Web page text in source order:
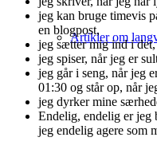
Artikler om
jeg kan bruge timevis
en blogpost,
jeg sætter mig ind i
jeg spiser, når jeg er
jeg går i seng, når jeg
01:30 og står op, når
jeg dyrker mine
Endelig, endelig er jeg
jeg endelig agere som